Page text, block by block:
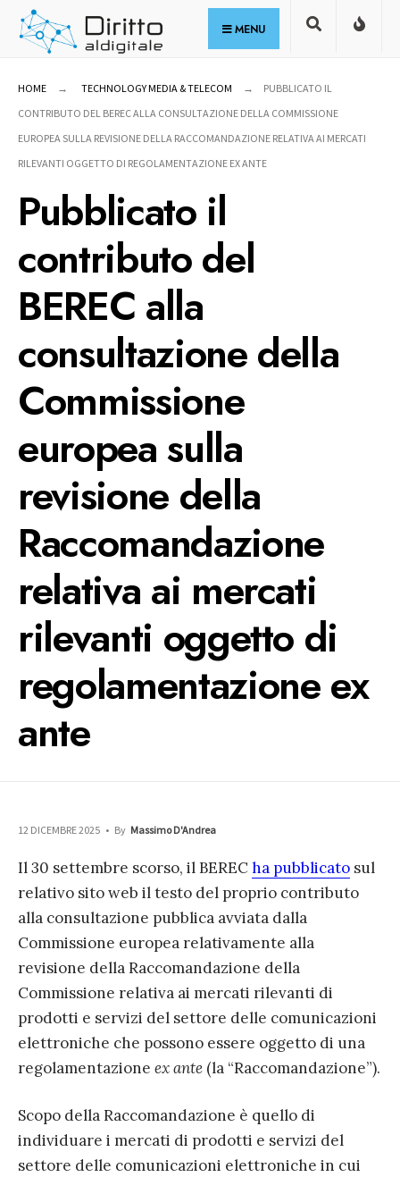
Skip
MENU
HOME TECHNOLOGY MEDIA & TELECOM
PUBBLICATO IL
CONTRIBUTO DEL BEREC ALLA CONSULTAZIONE DELLA COMMISSIONE
EUROPEA SULLA REVISIONE DELLA RACCOMANDAZIONE RELATIVA AI MERCATI
RILEVANTI OGGETTO DI REGOLAMENTAZIONE EX ANTE
Pubblicato il
contributo del
BEREC alla
consultazione della
Commissione
europea sulla
revisione della
Raccomandazione
relativa ai mercati
rilevanti oggetto di
regolamentazione ex
ante
12 DICEMBRE 2025 • By Massimo D'Andrea
Il 30 settembre scorso, il BERECha pubblicato sul
relativo sito web il testo del proprio contributo
alla consultazione pubblica avviata dalla
Commissione europea relativamente alla
revisione della Raccomandazione della
Commissione relativa ai mercati rilevanti di
prodotti e servizi del settore delle comunicazioni
elettroniche che possono essere oggetto di una
regolamentazione ex ante (la “Raccomandazione”).
Scopo della Raccomandazione è quello di
individuare i mercati di prodotti e servizi del
settore delle comunicazioni elettroniche in cui